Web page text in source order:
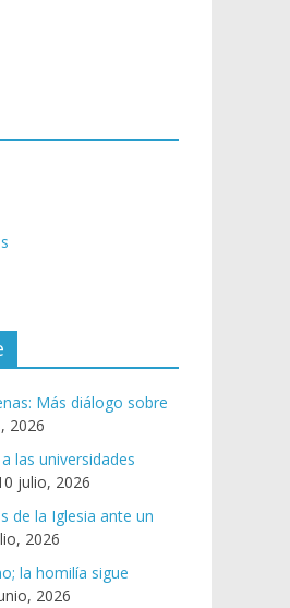
Más diálogo sobre
2026
las universidades
julio, 2026
de la Iglesia ante un
2026
la homilía sigue
2026